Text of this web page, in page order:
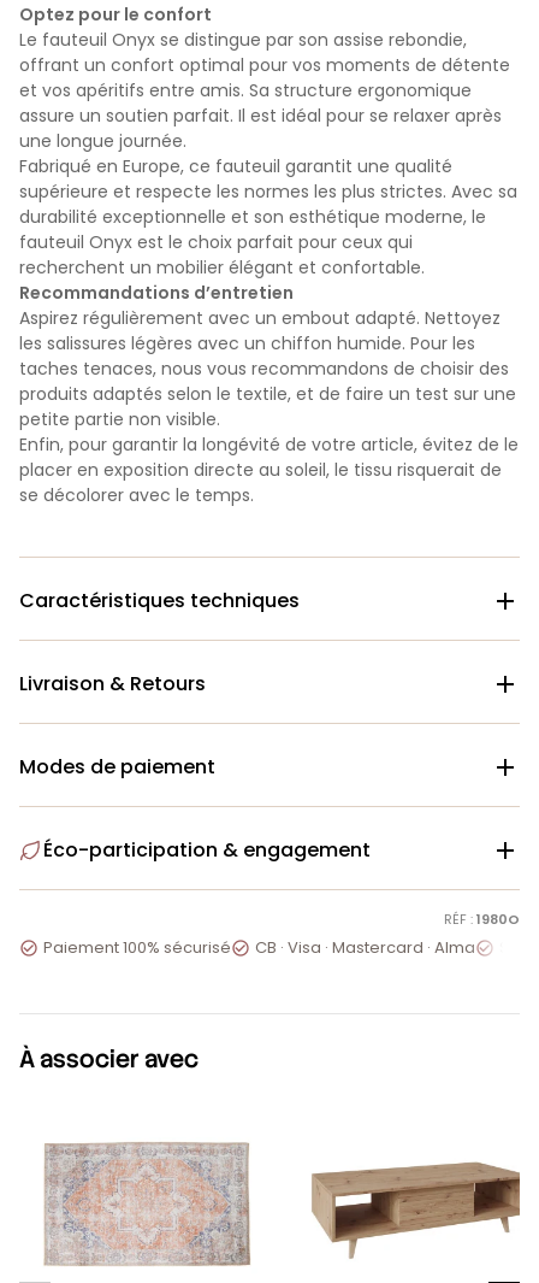
Optez pour le confort
Le fauteuil Onyx se distingue par son assise rebondie,
offrant un confort optimal pour vos moments de détente
et vos apéritifs entre amis. Sa structure ergonomique
assure un soutien parfait. Il est idéal pour se relaxer après
une longue journée.
Fabriqué en Europe, ce fauteuil garantit une qualité
supérieure et respecte les normes les plus strictes. Avec sa
durabilité exceptionnelle et son esthétique moderne, le
fauteuil Onyx est le choix parfait pour ceux qui
recherchent un mobilier élégant et confortable.
Recommandations d’entretien
Aspirez régulièrement avec un embout adapté. Nettoyez
les salissures légères avec un chiffon humide. Pour les
taches tenaces, nous vous recommandons de choisir des
produits adaptés selon le textile, et de faire un test sur une
petite partie non visible.
Enfin, pour garantir la longévité de votre article, évitez de le
placer en exposition directe au soleil, le tissu risquerait de
se décolorer avec le temps.
Caractéristiques techniques 
Livraison & Retours 
Modes de paiement 
Éco-participation & engagement 
RÉF :1980O
 Paiement 100% sécurisé CB · Visa · Mastercard · Alma
À associer avec